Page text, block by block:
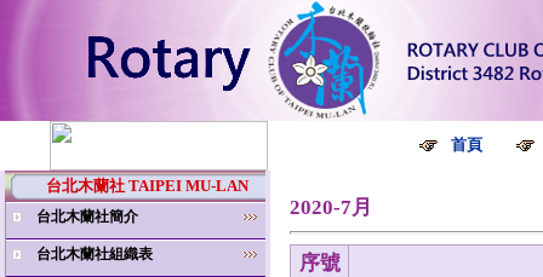
首頁
台北木蘭社 TAIPEI MU-LAN
台北木蘭社簡介
台北木蘭社組織表
2020-7月
序號